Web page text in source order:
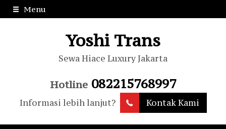
Menu
Yoshi Trans
Sewa Hiace Luxury Jakarta
Hotline 082215768997
Informasi lebih lanjut? Kontak Kami